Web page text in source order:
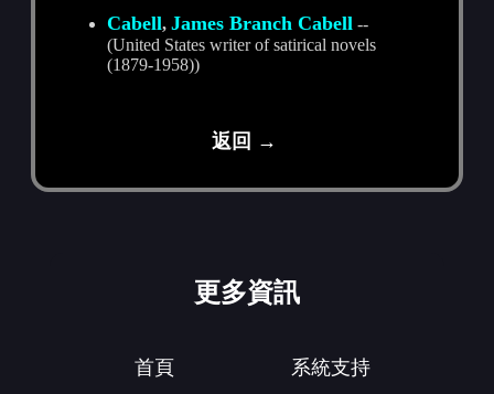
Cabell,James Branch Cabell --
(United States writer of satirical novels
(1879-1958))
返回 →
更多資訊
首頁
系統支持